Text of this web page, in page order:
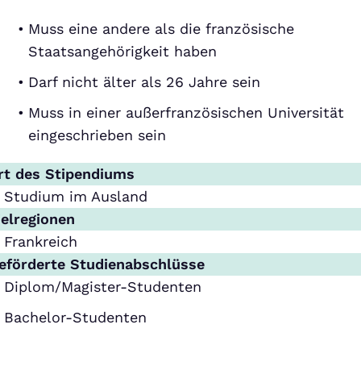
Muss eine andere als die französische
Staatsangehörigkeit haben
Darf nicht älter als 26 Jahre sein
Muss in einer außerfranzösischen Universität
eingeschrieben sein
des Stipendiums
Studium im Ausland
Frankreich
Studienabschlüsse
Diplom/Magister-Studenten
Bachelor-Studenten